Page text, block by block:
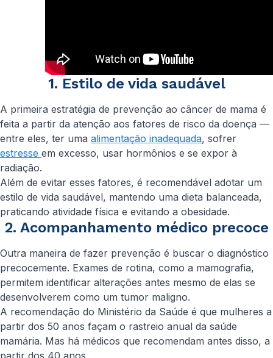
1. Estilo de vida saudável
A primeira estratégia de prevenção ao câncer de mama é
feita a partir da atenção aos fatores de risco da doença —
entre eles, ter uma alimentação inadequada, sofrer
estresse em excesso, usar hormônios e se expor à
radiação.
Além de evitar esses fatores, é recomendável adotar um
estilo de vida saudável, mantendo uma dieta balanceada,
praticando atividade física e evitando a obesidade.
2. Acompanhamento médico precoce
Outra maneira de fazer prevenção é buscar o diagnóstico
precocemente. Exames de rotina, como a mamografia,
permitem identificar alterações antes mesmo de elas se
desenvolverem como um tumor maligno.
A recomendação do Ministério da Saúde é que mulheres a
partir dos 50 anos façam o rastreio anual da saúde
mamária. Mas há médicos que recomendam antes disso, a
partir dos 40 anos.